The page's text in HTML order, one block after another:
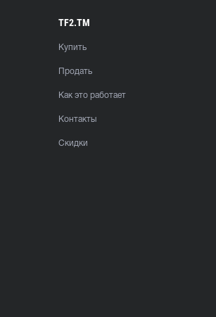
TF2.TM
Купить
Продать
Как это работает
Контакты
Скидки